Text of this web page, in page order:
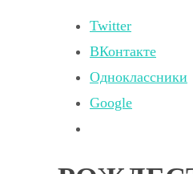
Twitter
ВКонтакте
Одноклассники
Google